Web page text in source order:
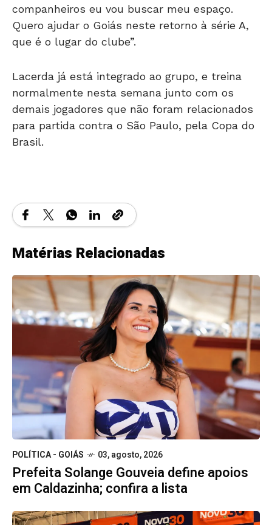
companheiros eu vou buscar meu espaço.
Quero ajudar o Goiás neste retorno à série A,
que é o lugar do clube”.
Lacerda já está integrado ao grupo, e treina
normalmente nesta semana junto com os
demais jogadores que não foram relacionados
para partida contra o São Paulo, pela Copa do
Brasil.
Matérias Relacionadas
POLÍTICA - GOIÁS 03, agosto, 2026
Prefeita Solange Gouveia define apoios
em Caldazinha; confira a lista